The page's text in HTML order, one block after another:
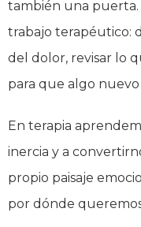
también una puerta.
trabajo terapéutico:
del dolor, revisar lo
para que algo
En terapia
inercia y a
propio paisaje
por dónde